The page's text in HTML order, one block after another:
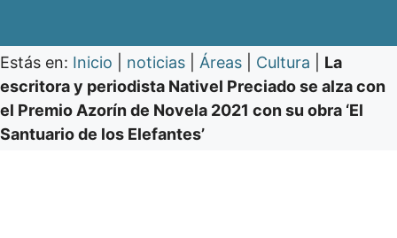
Estás en: Inicio noticias Áreas Cultura
La
escritora y periodista Nativel Preciado se alza con
el Premio Azorín de Novela 2021 con su obra ‘El
Santuario de los Elefantes’